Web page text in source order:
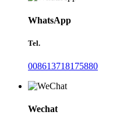
WhatsApp
Tel.
008613718175880
Wechat